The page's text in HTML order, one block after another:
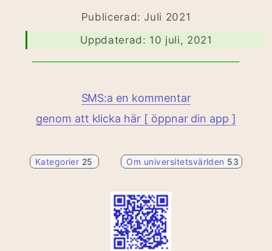
Publicerad: Juli 2021
Uppdaterad: 10 juli, 2021
SMS:a en kommentar
genom att klicka här [ öppnar din app ]
Kategorier 25 Om universitetsvärlden 53